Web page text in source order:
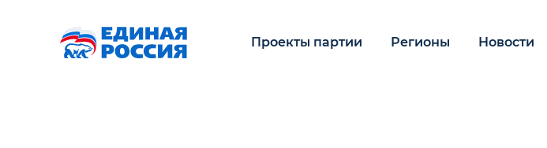
Проекты партии Регионы Новости